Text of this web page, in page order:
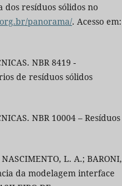
dos resíduos sólidos no
panorama/. Acesso em:
NBR 8419 -
de resíduos sólidos
NBR 10004 – Resíduos
NASCIMENTO, L. A.; BARONI,
da modelagem interface